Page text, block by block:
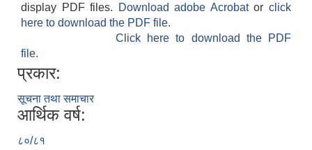
display PDF files.
Download adobe Acrobatorclick
here to download the PDF file.
Click here to download the PDF
file.
प्रकार:
सूचना तथा समाचार
आर्थिक वर्ष:
८०/८१